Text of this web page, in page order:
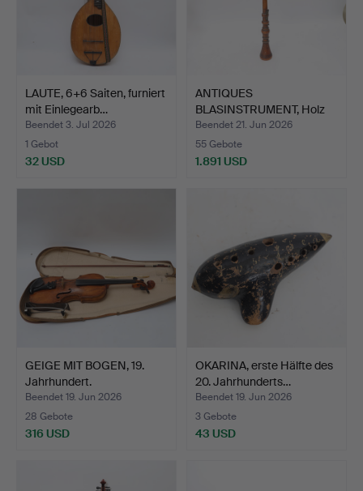
LAUTE, 6+6 Saiten, furniert
mit Einlegearb…
Beendet 3. Jul 2026
1 Gebot
32 USD
ANTIQUES
BLASINSTRUMENT, Holz
mit Details …
Beendet 21. Jun 2026
55 Gebote
1.891 USD
GEIGE MIT BOGEN, 19.
Jahrhundert.
Beendet 19. Jun 2026
28 Gebote
316 USD
OKARINA, erste Hälfte des
20. Jahrhunderts…
Beendet 19. Jun 2026
3 Gebote
43 USD